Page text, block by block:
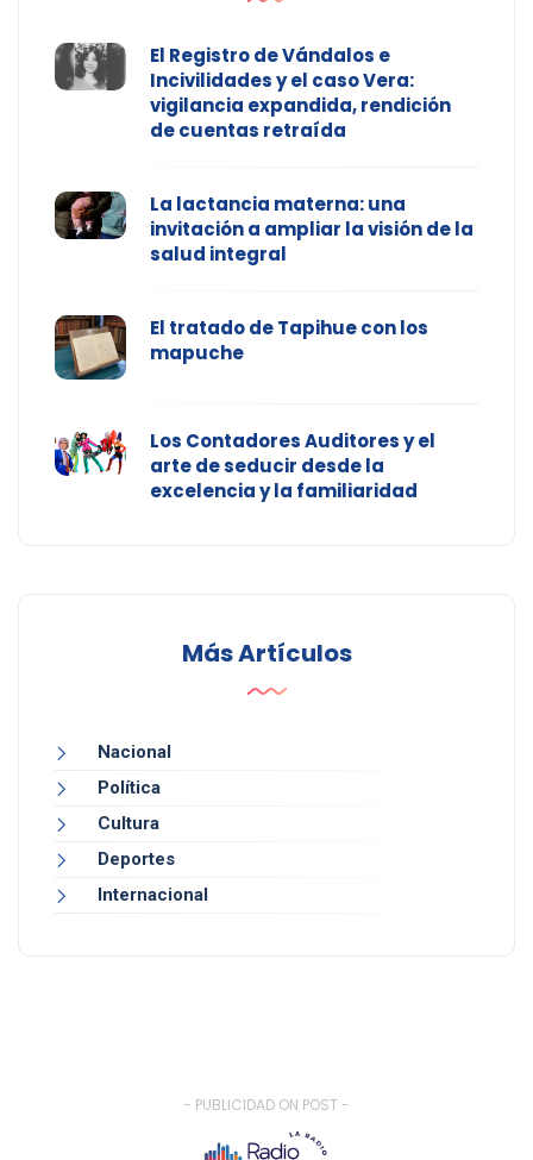
El Registro de Vándalos e
Incivilidades y el caso Vera:
vigilancia expandida, rendición
de cuentas retraída
La lactancia materna: una
invitación a ampliar la visión de la
salud integral
El tratado de Tapihue con los
mapuche
Los Contadores Auditores y el
arte de seducir desde la
excelencia y la familiaridad
Más Artículos
Nacional
Política
Cultura
Deportes
Internacional
- PUBLICIDAD ON POST -